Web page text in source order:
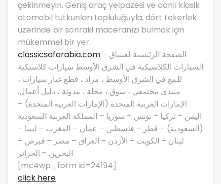
çekinmeyin. Geniş araç yelpazesi ve canlı klasik
otomobil tutkunları topluluğuyla, dört tekerlek
üzerinde bir sonraki maceranızı bulmak için
mükemmel bir yer.
classicsofarabia.com – الصفحة الرئيسية لعشاق
السيارات الكلاسيكية في الشرق الأوسط سيارات كلاسيكية
للبيع في الشرق الأوسط ، مزاد ، قطع غيار سيارات ،
منتدى مجتمعي ، سوق ، مجلة ، مدونة ، دليل أعمال.
الإمارات العربية المتحدة (الإمارات العربية المتحدة) –
اليمن – تركيا – تونس – سوريا – المملكة العربية السعودية
(السعودية) – قطر – فلسطين – عمان – المغرب – ليبيا –
لبنان – الكويت – الأردن – العراق – مصر – قبرص –
البحرين – الجزائر
[mc4wp_form id=24194]
click here